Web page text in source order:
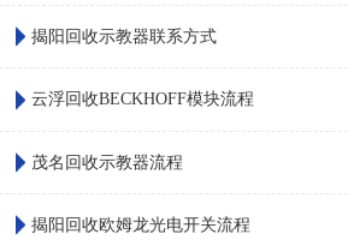
揭阳回收示教器联系方式
云浮回收BECKHOFF模块流程
茂名回收示教器流程
揭阳回收欧姆龙光电开关流程